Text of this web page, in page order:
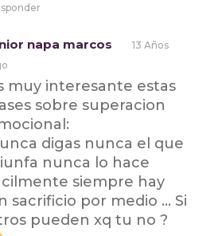
napa marcos
13 Años
muy interesante estas
sobre superacion
digas nunca el que
nunca lo hace
siempre hay
sacrificio por medio … Si
pueden xq tu no ?